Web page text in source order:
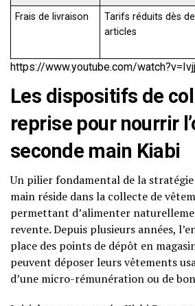
Frais de livraison
Tarifs réduits dès
articles
https://www.youtube.com/
Les dispositifs de
reprise pour nourrir
seconde main Kiabi
Un pilier fondamental de la stratégie
main réside dans la collecte de
permettant d’alimenter
revente. Depuis plusieurs années,
place des points de dépôt en
peuvent déposer leurs vêtements
d’une micro-rémunération ou de